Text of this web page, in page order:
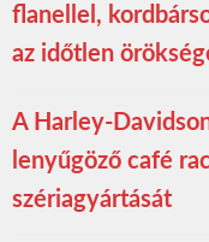
flanellel,
az időtlen
A Harley-
lenyűgöző café
szériagyártását